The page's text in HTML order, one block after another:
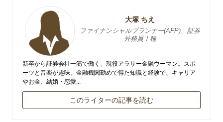
大塚 ちえ
ファイナンシャルプランナー(AFP)、証券
外務員Ⅰ種
新卒から証券会社一筋で働く、現役アラサー金融ウーマン。スポ
ーツと音楽が趣味。金融機関勤めで得た知識と経験で、キャリア
やお金、結婚・恋愛...
このライターの記事を読む